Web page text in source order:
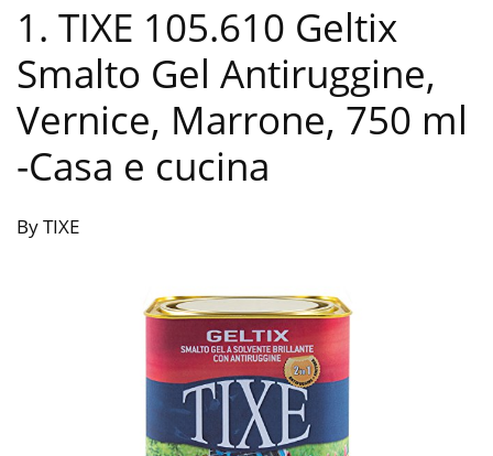
1. TIXE 105.610 Geltix
Smalto Gel Antiruggine,
Vernice, Marrone, 750 ml
-Casa e cucina
By TIXE